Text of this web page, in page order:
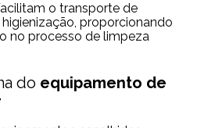
proporcionando
no processo de limpeza
do equipamento de